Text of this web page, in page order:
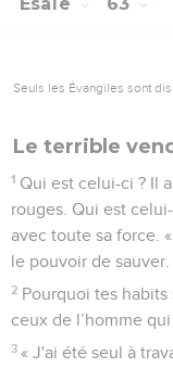
Seuls les Évangiles sont
Le terrible
1 Qui est celui-ci ? Il
rouges. Qui est
avec toute sa force.
le pouvoir de sauver.
2 Pourquoi tes
ceux de l’homme
3 « J'ai été seul à